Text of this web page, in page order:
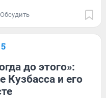
Обсудить
до этого»:
Кузбасса и его